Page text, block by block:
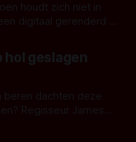
houdt zich niet in
digitaal gerenderd en
onheilspellends,
met ieder woord
hol geslagen
beren dachten deze
Regisseur James